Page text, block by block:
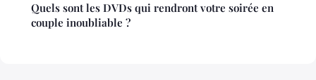
Quels sont les DVDs qui rendront votre soirée en
couple inoubliable ?